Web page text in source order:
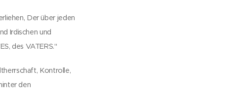
Der über jeden
Irdischen und
des VATERS."
Kontrolle,
den